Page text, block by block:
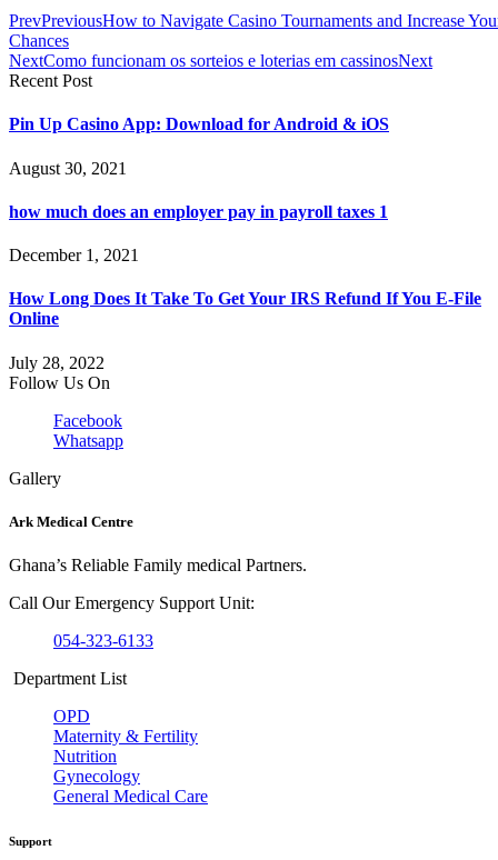
PrevPreviousHow to Navigate Casino Tournaments and Increase
Chances
NextComo funcionam os sorteios e loterias em cassinosNext
Recent Post
Pin Up Casino App: Download for Android & iOS
August 30, 2021
how much does an employer pay in payroll taxes 1
December 1, 2021
How Long Does It Take To Get Your IRS Refund If You E-File
Online
July 28, 2022
Follow Us On
Facebook
Whatsapp
Gallery
Ark Medical Centre
Ghana’s Reliable Family medical Partners.
Call Our Emergency Support Unit:
054-323-6133
Department List
OPD
Maternity & Fertility
Nutrition
Gynecology
General Medical Care
Support